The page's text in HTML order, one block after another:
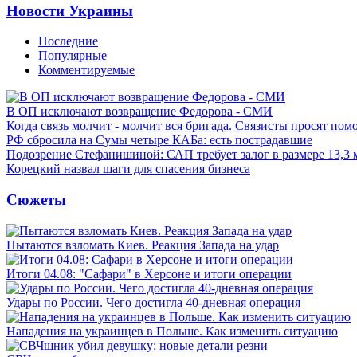
Новости Украины
Последние
Популярные
Комментируемые
В ОП исключают возвращение Федорова - СМИ
Когда связь молчит - молчит вся бригада. Связисты просят
РФ сбросила на Сумы четыре КАБа: есть пострадавшие
Подозрение Стефанишиной: САП требует залог в размере 13,3
Корецкий назвал шаги для спасения бизнеса
Сюжеты
Пытаются взломать Киев. Реакция Запада на удар
Итоги 04.08: "Сафари" в Херсоне и итоги операции
Удары по России. Чего достигла 40-дневная операция
Нападения на украинцев в Польше. Как изменить ситуацию